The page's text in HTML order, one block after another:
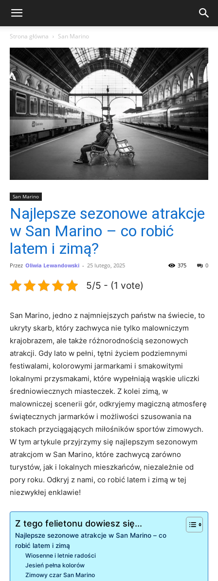
Strona główna San Marino
San Marino
Najlepsze sezonowe atrakcje
w San Marino – co robić
latem i zimą?
Przez Oliwia Lewandowski - 25 lutego, 2025 0
375
5/5 - (1 vote)
San Marino, jedno ​z ‍najmniejszych państw ​na świecie, to
ukryty‍ skarb, który zachwyca nie tylko ​malowniczym
krajobrazem, ale‍ także różnorodnością sezonowych⁣
atrakcji. Gdy lato w‌ pełni, tętni życiem podziemnymi
festiwalami,​ kolorowymi jarmarkami i⁣ smakowitymi⁤
lokalnymi przysmakami, które wypełniają⁣ wąskie uliczki
średniowiecznych miasteczek.⁣ Z kolei zimą, w
⁤malowniczej scenerii gór, odkryjemy magiczną atmosferę
świątecznych jarmarków⁣ i ‍możliwości szusowania ⁣na
stokach przyciągających miłośników sportów ‌zimowych.
W⁢ tym artykule⁤ przyjrzymy​ się⁤ najlepszym sezonowym
atrakcjom w San Marino, które ⁣zachwycą zarówno ​
turystów, jak ⁣i lokalnych ‍mieszkańców, niezależnie​ od
pory​ roku. Odkryj ‍z nami, co robić⁣ latem i‍ zimą w tej
niezwykłej enklawie!
Z tego felietonu dowiesz się...
Najlepsze⁢ sezonowe atrakcje w San Marino​ – ‌co
robić latem i⁢ zimą
Wiosenne i letnie radości
Jesień pełna kolorów
Zimowy⁢ czar San ​Marino